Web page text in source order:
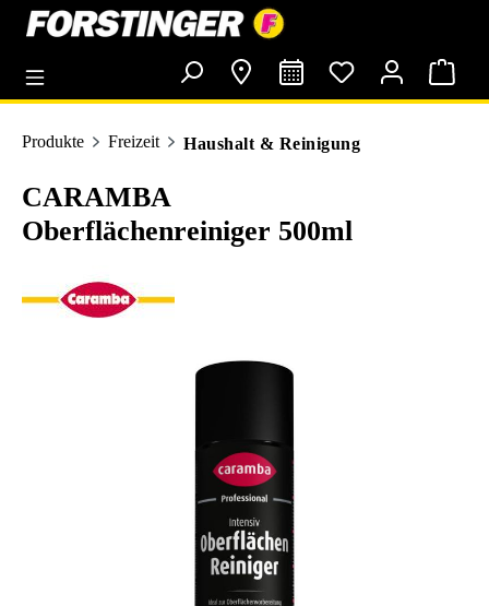
springen
Produkte Freizeit Haushalt & Reinigung
CARAMBA
Oberflächenreiniger 500ml
Bildergalerie überspringen